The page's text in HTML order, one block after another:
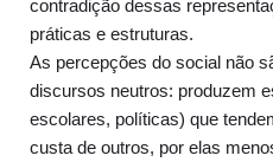
contradição dessas
práticas e estruturas.
As percepções do social não
discursos neutros: produzem
escolares, políticas) que
custa de outros, por elas